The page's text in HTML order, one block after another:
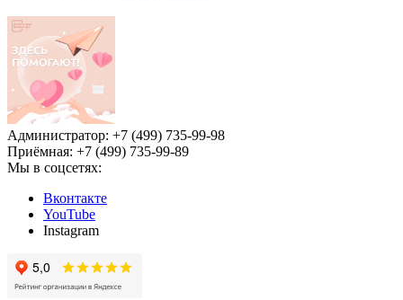
Администратор: +7 (499) 735-99-98
Приёмная: +7 (499) 735-99-89
Мы в соцсетях:
Вконтакте
YouTube
Instagram